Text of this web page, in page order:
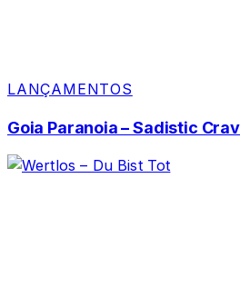
LANÇAMENTOS
Goia Paranoia – Sadistic